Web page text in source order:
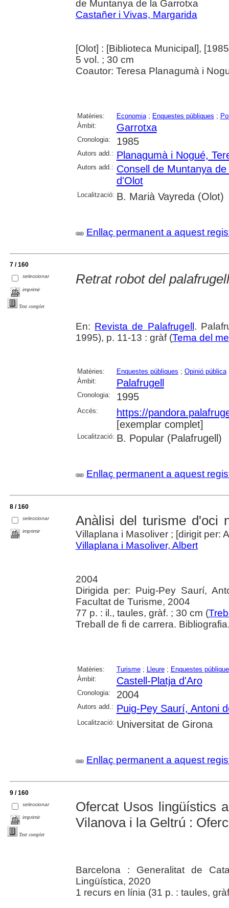
de Muntanya de la Garrotxa
Castañer i Vivas, Margarida
[Olot] : [Biblioteca Municipal],
5 vol. ; 30 cm
Coautor: Teresa Planagumà i
Matèries: Economia; Enquestes públiques ;
Àmbit:
Garrotxa
Cronologia: 1985
Autors add.: Planagumà i Nogué,
Autors add.: Consell de Muntanya
d'Olot
Localització: B. Marià Vayreda (Olot)
Enllaç permanent a aquest
7 / 160
seleccionar
imprimir
Text complet
Retrat robot del
En: Revista de Palafrugell.
1995), p. 11-13 : gràf (Tema del
Matèries: Enquestes públiques ; Opinió pública
Àmbit:
Palafrugell
Cronologia: 1995
Accés:
https://
[exemplar complet]
Localització: B. Popular (Palafrugell)
Enllaç permanent a aquest
8 / 160
seleccionar
imprimir
Anàlisi del turisme d'oci
Villaplana i Masoliver ; [dirigit per:
Villaplana i Masoliver, Albert
2004
Dirigida per: Puig-Pey Saurí,
Facultat de Turisme, 2004
77 p. : il., taules, gràf. ; 30 cm (
Treball de fi de carrera.
Matèries: Turisme; Lleure; Enquestes
Àmbit:
Castell-Platja d'Aro
Cronologia: 2004
Autors add.: Puig-Pey Saurí, Antoni
Localització: Universitat de Girona
Enllaç permanent a aquest
9 / 160
seleccionar
imprimir
Text complet
Ofercat Usos lingüístics
Vilanova i la Geltrú :
Barcelona : Generalitat de
Lingüística, 2020
1 recurs en línia (31 p. : taules,